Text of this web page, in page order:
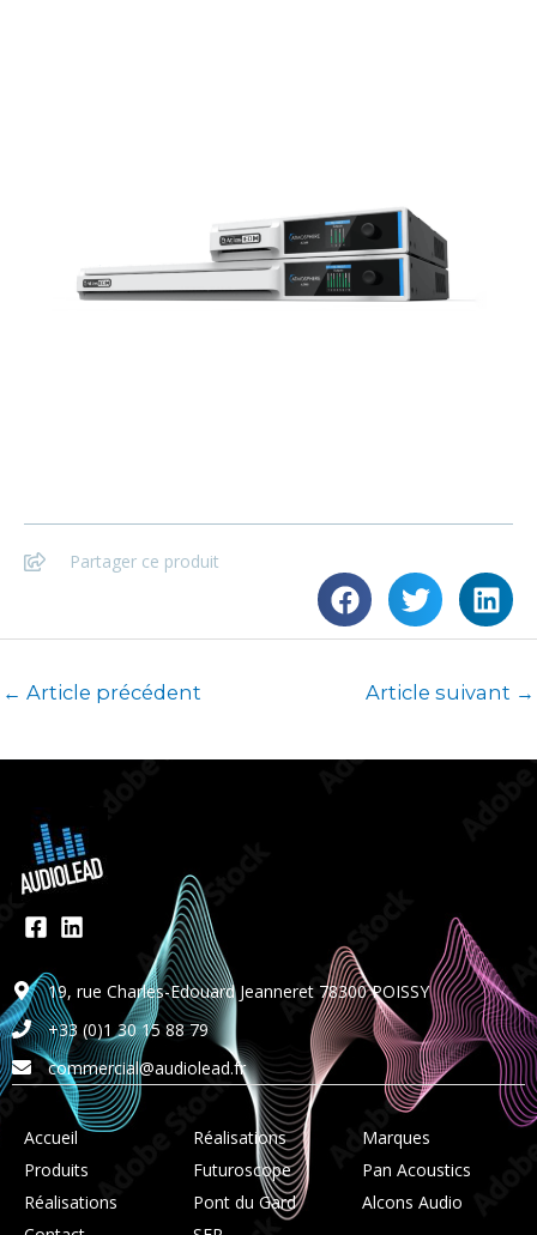
Partager ce produit
← Article précédent Article suivant →
19, rue Charles-Edouard Jeanneret 78300 POISSY
+33 (0)1 30 15 88 79
commercial@audiolead.fr
Accueil
Produits
Réalisations
Réalisations
Futuroscope
Pont du Gard
Marques
Pan Acoustics
Alcons Audio